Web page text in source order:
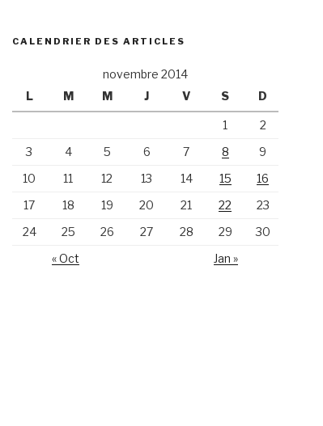
CALENDRIER DES ARTICLES
novembre 2014
L
M M J V S D
1
2
3
4 5 6 7 8
9
10
11 12 13 14 15
16
17
18 19 20 21 22
23
24
25 26 27 28 29
30
« Oct
Jan »